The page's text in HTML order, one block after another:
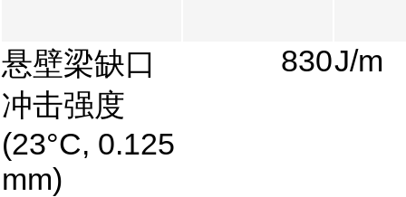
悬壁梁缺口
冲击强度
(23°C, 0.125
mm)
830J/m